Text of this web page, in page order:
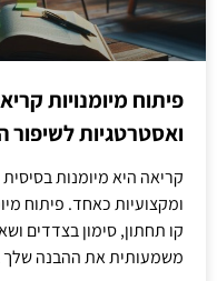
פיתוח מיומנויות
ואסטרטגיות לשיפור
קריאה היא מיומנות
ומקצועיות כאחד. פיתוח
קו תחתון, סימון בצדדים
משמעותית את ההבנה